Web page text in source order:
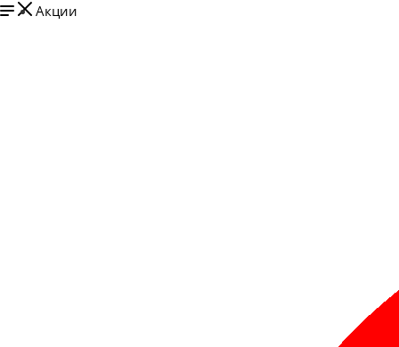
Акции